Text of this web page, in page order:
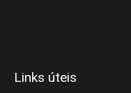
Links úteis